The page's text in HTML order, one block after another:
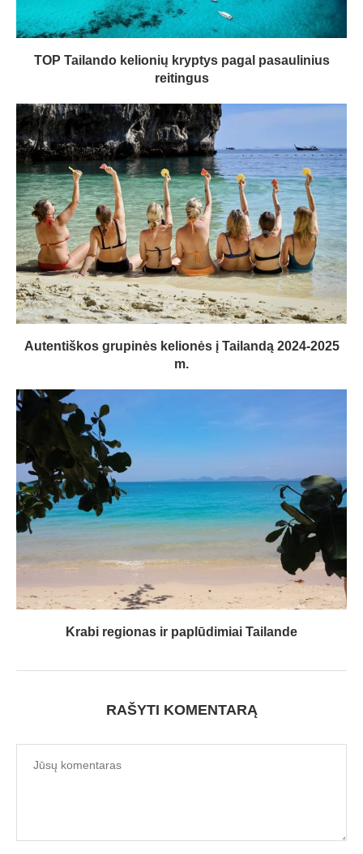
TOP Tailando kelionių kryptys pagal pasaulinius
reitingus
Autentiškos grupinės kelionės į Tailandą 2024-2025
m.
Krabi regionas ir paplūdimiai Tailande
RAŠYTI KOMENTARĄ